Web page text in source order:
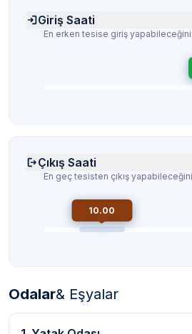
Giriş Saati
En erken tesise giriş
Çıkış Saati
En geç tesisten çıkış
10.00
Odalar& Eşyalar